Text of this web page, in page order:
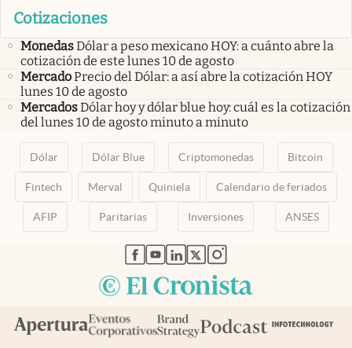
Cotizaciones
MonedasDólar a peso mexicano HOY: a cuánto abre la
cotización de este lunes 10 de agosto
MercadoPrecio del Dólar: a así abre la cotización HOY
lunes 10 de agosto
MercadosDólar hoy y dólar blue hoy: cuál es la cotización
del lunes 10 de agosto minuto a minuto
Dólar Dólar Blue Criptomonedas Bitcoin
Fintech Merval Quiniela Calendario de feriados
AFIP Paritarias Inversiones ANSES
abre en nueva pestaña
abre en nueva pestaña
abre en nueva pestaña
abre en nueva pestaña
abre en nueva pestaña